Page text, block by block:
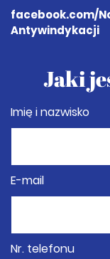
facebook.com/
Antywindykacji
Jaki
Imię i nazwisko
E-mail
Nr. telefonu